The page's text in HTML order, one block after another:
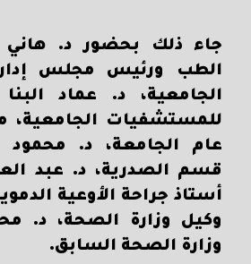
جاء ذلك بحضور د. هاني
الطب ورئيس مجلس
الجامعية، د. عماد البنا
للمستشفيات الجامعية،
عام الجامعة، د. محمود
قسم الصدرية، د. عبد
أستاذ جراحة الأوعية
وكيل وزارة الصحة، د.
وزارة الصحة السابق.